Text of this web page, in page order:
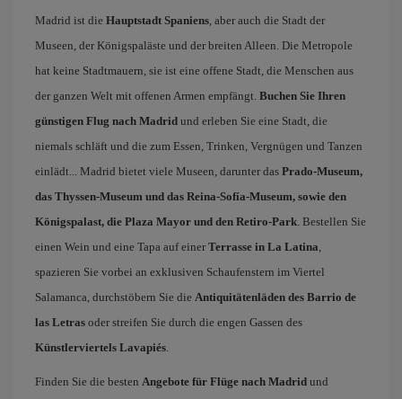
Madrid ist die Hauptstadt Spaniens, aber auch die Stadt der
Museen, der Königspaläste und der breiten Alleen. Die Metropole
hat keine Stadtmauern, sie ist eine offene Stadt, die Menschen aus
der ganzen Welt mit offenen Armen empfängt. Buchen Sie Ihren
günstigen Flug nach Madrid und erleben Sie eine Stadt, die
niemals schläft und die zum Essen, Trinken, Vergnügen und Tanzen
einlädt... Madrid bietet viele Museen, darunter das Prado-Museum,
das Thyssen-Museum und das Reina-Sofía-Museum, sowie den
Königspalast, die Plaza Mayor und den Retiro-Park. Bestellen Sie
einen Wein und eine Tapa auf einer Terrasse in La Latina,
spazieren Sie vorbei an exklusiven Schaufenstern im Viertel
Salamanca, durchstöbern Sie die Antiquitätenläden des Barrio de
las Letras oder streifen Sie durch die engen Gassen des
Künstlerviertels Lavapiés.
Finden Sie die besten Angebote für Flüge nach Madrid und